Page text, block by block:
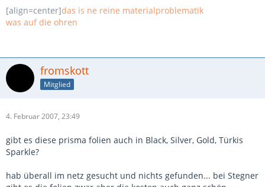
[align=center]das is ne reine materialproblematik
was auf die ohren
fromskott
Mitglied
4. Februar 2007, 23:49
gibt es diese prisma folien auch in Black, Silver, Gold, Türkis
Sparkle?
hab überall im netz gesucht und nichts gefunden... bei Stegner